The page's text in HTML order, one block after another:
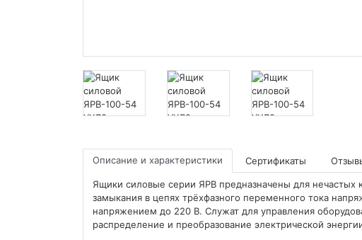
Описание и характеристики Сертификаты
Ящики силовые серии ЯРВ предназначены для нечастых
замыкания в цепях трёхфазного переменного тока
напряжением до 220 В. Служат для управления
распределение и преобразование электрической